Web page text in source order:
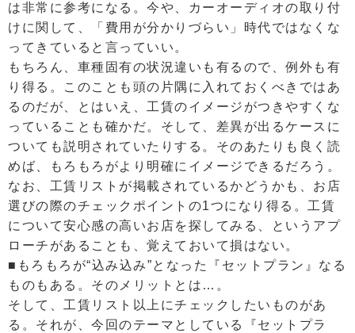
は非常に参考になる。今や、カーオーディオの取り付
けに関して、「費用が分かりづらい」時代ではなくな
ってきていると言っていい。
もちろん、車種固有の状況違いも有るので、例外も有
り得る。このことも頭の片隅に入れておくべきではあ
るのだが、とはいえ、工賃のイメージがつきやすくな
っていることも確かだ。そして、差異が出るケースに
ついても説明されていたりする。そのあたりも良く読
めば、もろもろがより明確にイメージできるだろう。
なお、工賃リストが掲載されているかどうかも、お店
選びの際のチェックポイントの1つになり得る。工賃
について安心感の高いお店を探してみる、というアプ
ローチがあることも、覚えておいて損はない。
■もろもろが“込み込み”となった『セットプラン』なる
ものもある。そのメリットとは…。
そして、工賃リスト以上にチェックしたいものがあ
る。それが、今回のテーマとしている『セットプラ